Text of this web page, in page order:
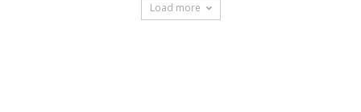
Load more